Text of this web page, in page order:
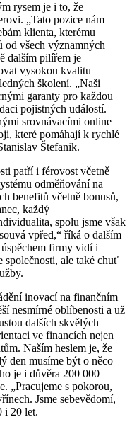
rysem je i to, že
„Tato pozice nám
klienta, kterému
od všech významných
dalším pilířem je
vysokou kvalitu
školení. „Naši
garanty pro každou
pojistných událostí.
srovnávacími online
které pomáhají k rychlé
Štefanik.
patří i férovost včetně
odměňování na
benefitů včetně bonusů,
každý
spolu jsme však
vpřed,“ říká o dalším
firmy vidí i
společnosti, ale také chuť
inovací na finančním
nesmírné oblíbenosti a už
dalších skvělých
ve financích nejen
Naším heslem je, že
den musíme být o něco
je i důvěra 200 000
„Pracujeme s pokorou,
Jsme sebevědomí,
i 20 let.